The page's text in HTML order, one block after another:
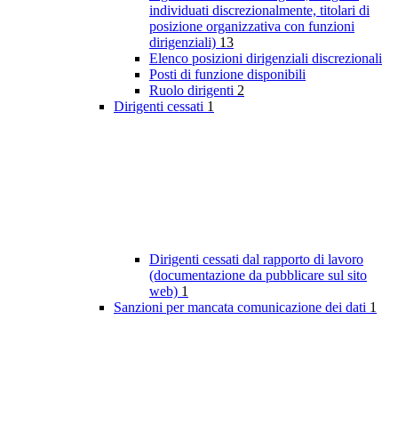
individuati discrezionalmente, titolari di
posizione organizzativa con funzioni
dirigenziali) 13
Elenco posizioni dirigenziali discrezionali
Posti di funzione disponibili
Ruolo dirigenti 2
Dirigenti cessati 1
Dirigenti cessati dal rapporto di lavoro
(documentazione da pubblicare sul sito
web) 1
Sanzioni per mancata comunicazione dei dati 1